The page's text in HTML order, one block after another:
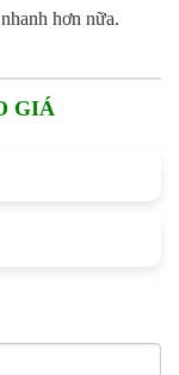
hơn nữa.
GIÁ